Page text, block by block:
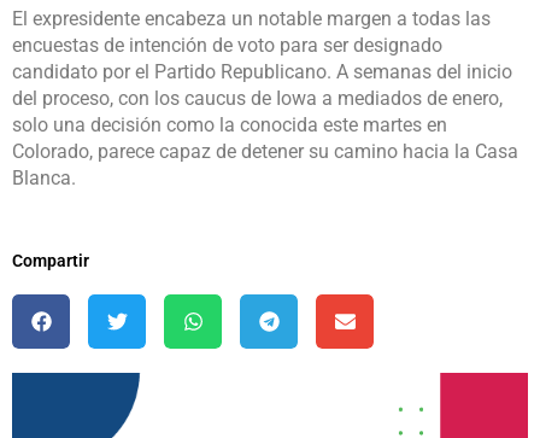
El expresidente encabeza un notable margen a todas las
encuestas de intención de voto para ser designado
candidato por el Partido Republicano. A semanas del inicio
del proceso, con los caucus de Iowa a mediados de enero,
solo una decisión como la conocida este martes en
Colorado, parece capaz de detener su camino hacia la Casa
Blanca.
Compartir